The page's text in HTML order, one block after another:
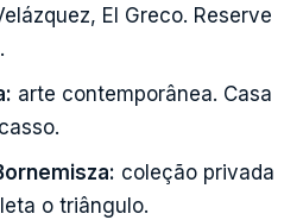
El Greco. Reserve
arte contemporânea. Casa
coleção privada
o triângulo.